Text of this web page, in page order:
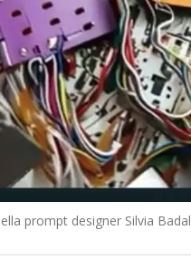
prompt designer Silvia